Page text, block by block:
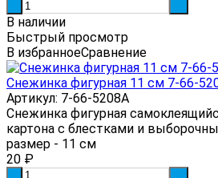
В наличии
Быстрый просмотр
В избранноеСравнение
Снежинка фигурная 11 см 7-66-
Артикул: 7-66-5208А
Снежинка фигурная
картона с блестками и
размер - 11 см
20 ₽